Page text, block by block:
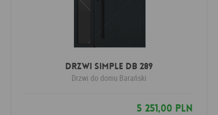
Drzwi SIMPLE DB 289
Drzwi do domu Barański
5 251,00 PLN